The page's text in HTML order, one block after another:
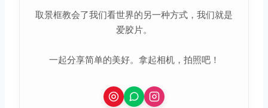
取景框教会了我们看世界的另一种方式，我们就是
爱胶片。
一起分享简单的美好。拿起相机，拍照吧！